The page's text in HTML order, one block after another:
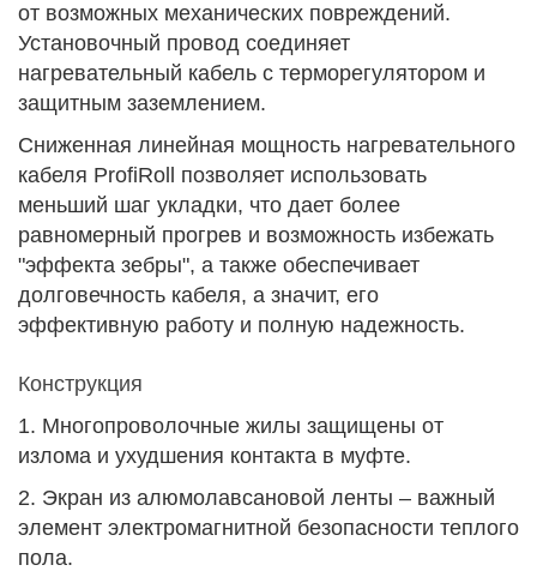
от возможных механических повреждений.
Установочный провод соединяет
нагревательный кабель с терморегулятором и
защитным заземлением.
Сниженная линейная мощность нагревательного
кабеля ProfiRoll позволяет использовать
меньший шаг укладки, что дает более
равномерный прогрев и возможность избежать
"эффекта зебры", а также обеспечивает
долговечность кабеля, а значит, его
эффективную работу и полную надежность.
Конструкция
1. Многопроволочные жилы защищены от
излома и ухудшения контакта в муфте.
2. Экран из алюмолавсановой ленты – важный
элемент электромагнитной безопасности теплого
пола.